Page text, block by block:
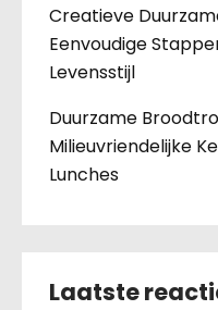
Creatieve
Eenvoudige
Levensstijl
Duurzame
Milieuvriendelijke
Lunches
Laatste